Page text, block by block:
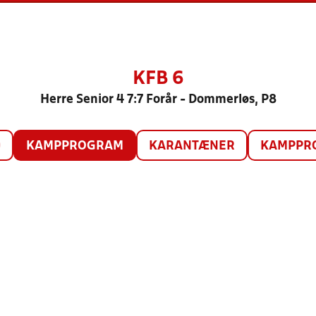
KFB 6
Herre Senior 4 7:7 Forår - Dommerløs, P8
KAMPPROGRAM KARANTÆNER